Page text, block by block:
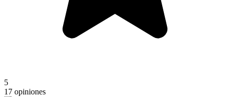
5
17 opiniones